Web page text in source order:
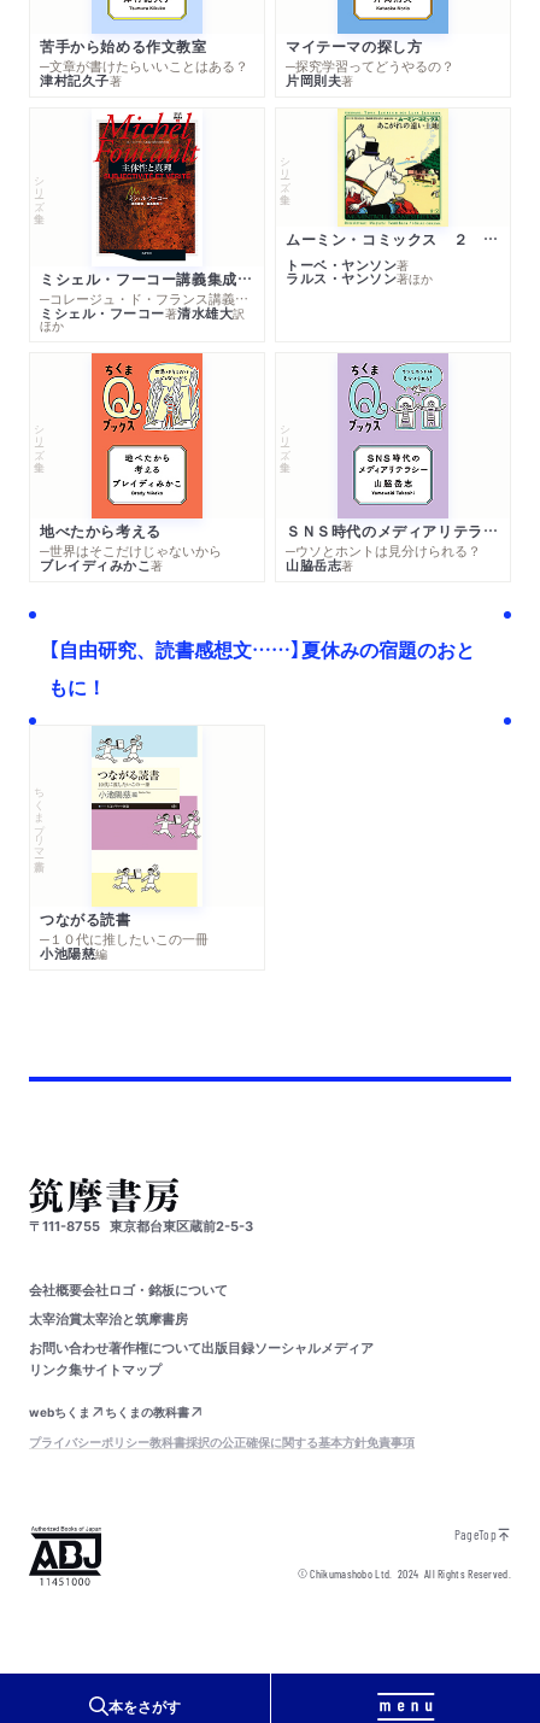
本をさがす
苦手から始める作文教室
─文章が書けたらいいことはある？
津村記久子著
マイテーマの探し方
─探究学習ってどうやるの？
片岡則夫著
シリーズ・全集
ミシェル・フーコー講義集成１０ 主体性と真理
─コレージュ・ド・フランス講義１９８０－１９８１年度
ミシェル・フーコー著清水雄大訳
ほか
シリーズ・全集
ムーミン・コミックス ２ あこがれの遠い土地
トーベ・ヤンソン著
ラルス・ヤンソン著ほか
シリーズ・全集
地べたから考える
─世界はそこだけじゃないから
ブレイディみかこ著
シリーズ・全集
ＳＮＳ時代のメディアリテラシー
─ウソとホントは見分けられる？
山脇岳志著
【自由研究、読書感想文……】夏休みの宿題のおと
もに！
ちくまプリマー新書
つながる読書
─１０代に推したいこの一冊
小池陽慈編
〒111-8755 東京都台東区蔵前2-5-3
会社概要会社ロゴ・銘板について
太宰治賞太宰治と筑摩書房
お問い合わせ著作権について出版目録ソーシャルメディア
リンク集サイトマップ
webちくま
ちくまの教科書
プライバシーポリシー教科書採択の公正確保に関する基本方針免責事項
PageTop
© Chikumashobo Ltd.2024 All Rights Reserved.